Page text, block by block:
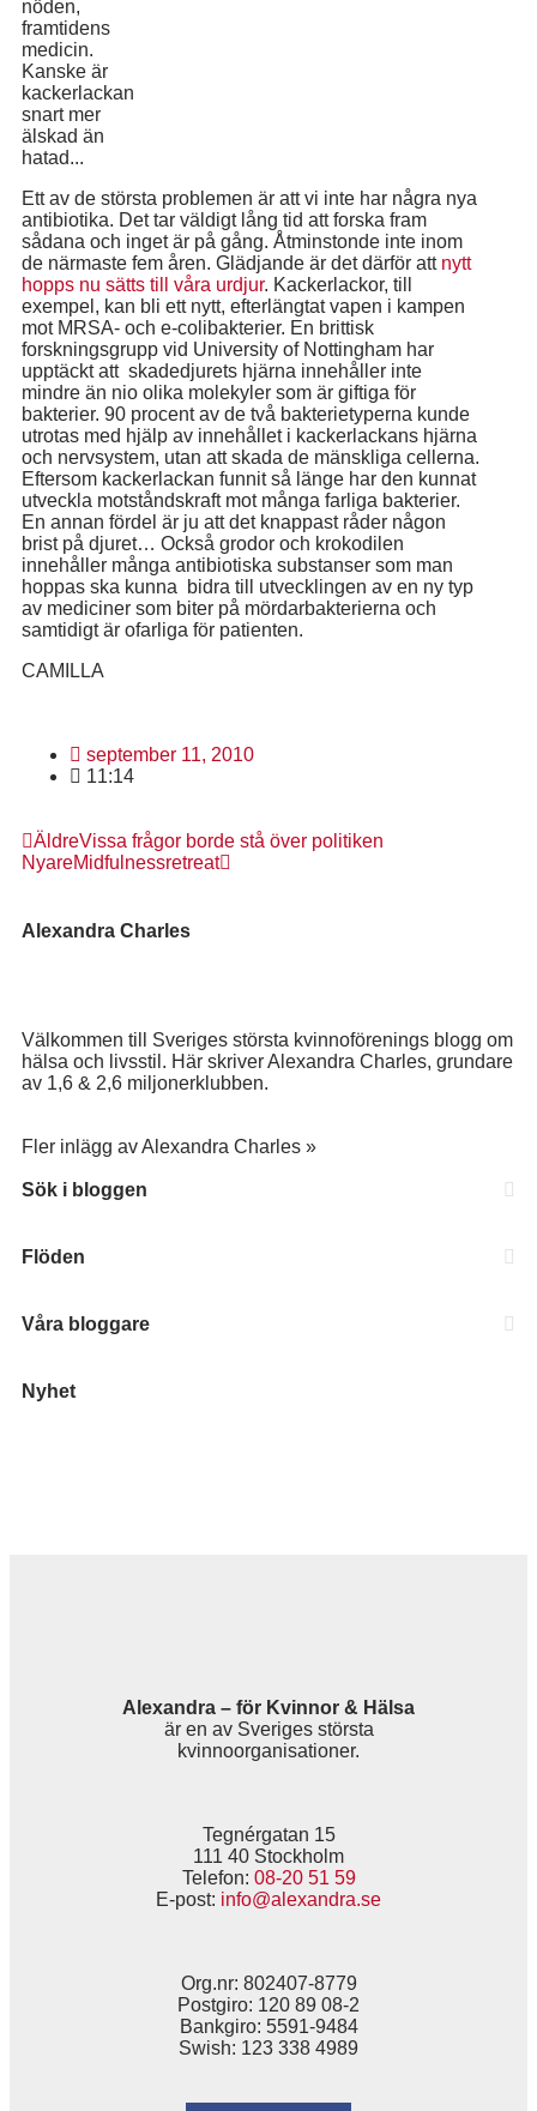
nöden,
framtidens
medicin.
Kanske är
kackerlackan
snart mer
älskad än
hatad...
Ett av de största problemen är att vi inte har några nya
antibiotika. Det tar väldigt lång tid att forska fram
sådana och inget är på gång. Åtminstonde inte inom
de närmaste fem åren. Glädjande är det därför att nytt
hopps nu sätts till våra urdjur. Kackerlackor, till
exempel, kan bli ett nytt, efterlängtat vapen i kampen
mot MRSA- och e-colibakterier. En brittisk
forskningsgrupp vid University of Nottingham har
upptäckt att skadedjurets hjärna innehåller inte
mindre än nio olika molekyler som är giftiga för
bakterier. 90 procent av de två bakterietyperna kunde
utrotas med hjälp av innehållet i kackerlackans hjärna
och nervsystem, utan att skada de mänskliga cellerna.
Eftersom kackerlackan funnit så länge har den kunnat
utveckla motståndskraft mot många farliga bakterier.
En annan fördel är ju att det knappast råder någon
brist på djuret… Också grodor och krokodilen
innehåller många antibiotiska substanser som man
hoppas ska kunna bidra till utvecklingen av en ny typ
av mediciner som biter på mör­darbakterierna och
samtidigt är ofarliga för patienten.
CAMILLA
september 11, 2010
11:14
ÄldreVissa frågor borde stå över politiken
NyareMidfulnessretreat
Alexandra Charles
Välkommen till Sveriges största kvinnoförenings blogg om
hälsa och livsstil. Här skriver Alexandra Charles, grundare
av 1,6 & 2,6 miljonerklubben.
Fler inlägg av Alexandra Charles »
Sök i bloggen
Flöden
Våra bloggare
Nyhet
Alexandra – för Kvinnor & Hälsa
är en av Sveriges största
kvinnoorganisationer.
Tegnérgatan 15
111 40 Stockholm
Telefon: 08-20 51 59
E-post: info@alexandra.se
Org.nr: 802407-8779
Postgiro: 120 89 08-2
Bankgiro: 5591-9484
Swish: 123 338 4989